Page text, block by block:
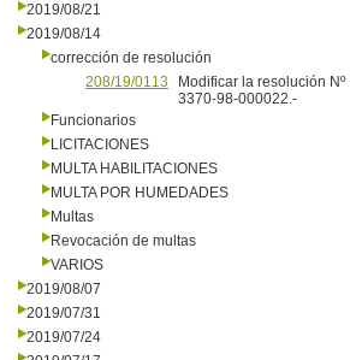
2019/08/21
2019/08/14
corrección de resolución
208/19/0113
Modificar la resolución
3370-98-000022.-
Funcionarios
LICITACIONES
MULTA HABILITACIONES
MULTA POR HUMEDADES
Multas
Revocación de multas
VARIOS
2019/08/07
2019/07/31
2019/07/24